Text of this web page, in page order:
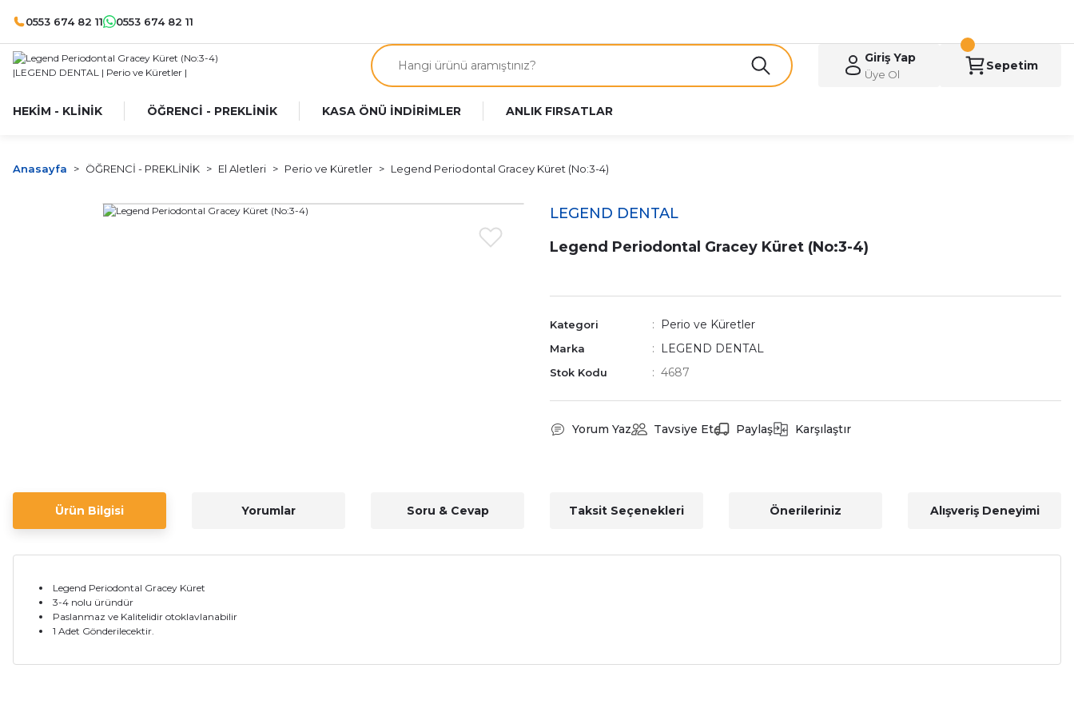
0553 674 82 11 0553 674 82 11
Giriş Yap
Üye Ol
Sepetim
HEKİM - KLİNİK ÖĞRENCİ - PREKLİNİK KASA ÖNÜ İNDİRİMLER ANLIK FIRSATLAR
Anasayfa ÖĞRENCİ - PREKLİNİK El Aletleri Perio ve Küretler Legend Periodontal Gracey Küret (No:3-4)
LEGEND DENTAL
Legend Periodontal Gracey Küret (No:3-4)
Kategori Perio ve Küretler
Marka LEGEND DENTAL
Stok Kodu 4687
Yorum Yaz Tavsiye Et Paylaş Karşılaştır
Ürün Bilgisi Yorumlar Soru & Cevap Taksit Seçenekleri Önerileriniz Alışveriş Deneyimi
Legend Periodontal Gracey Küret
3-4 nolu üründür
Paslanmaz ve Kalitelidir otoklavlanabilir
1 Adet Gönderilecektir.